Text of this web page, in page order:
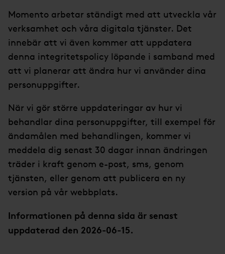
Momento arbetar ständigt med att utveckla vår
verksamhet och våra digitala tjänster. Det
innebär att vi även kommer att uppdatera
denna integritetspolicy löpande i samband med
att vi planerar att ändra hur vi använder dina
personuppgifter.
När vi gör större uppdateringar av hur vi
behandlar dina personuppgifter, till exempel för
ändamålen med behandlingen, kommer vi
meddela dig senast 30 dagar innan ändringen
träder i kraft genom e-post, sms, genom
tjänsten, eller genom att publicera en ny
version på vår webbplats.
Informationen på denna sida är senast
uppdaterad den 2026-06-15.